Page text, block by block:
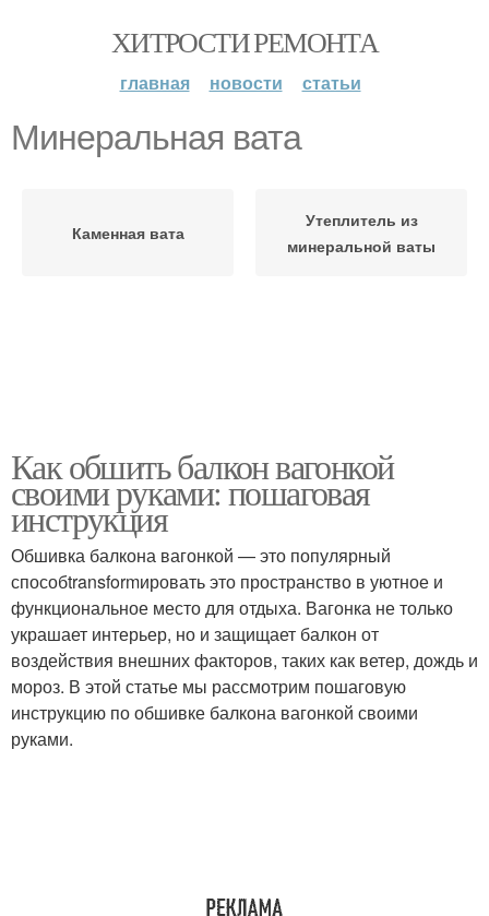
ХИТРОСТИ РЕМОНТА
главная новости статьи
Минеральная вата
Каменная вата
Утеплитель из
минеральной ваты
Как обшить балкон вагонкой
своими руками: пошаговая
инструкция
Обшивка балкона вагонкой — это популярный
способtransformировать это пространство в уютное и
функциональное место для отдыха. Вагонка не только
украшает интерьер, но и защищает балкон от
воздействия внешних факторов, таких как ветер, дождь и
мороз. В этой статье мы рассмотрим пошаговую
инструкцию по обшивке балкона вагонкой своими
руками.